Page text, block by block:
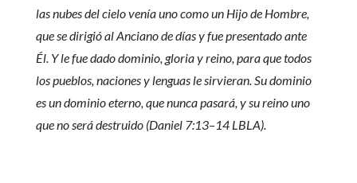
las nubes del cielo venía uno como un Hijo de Hombre,
que se dirigió al Anciano de días y fue presentado ante
Él. Y le fue dado dominio, gloria y reino, para que todos
los pueblos, naciones y lenguas le sirvieran. Su dominio
es un dominio eterno, que nunca pasará, y su reino uno
que no será destruido (Daniel 7:13–14 LBLA).